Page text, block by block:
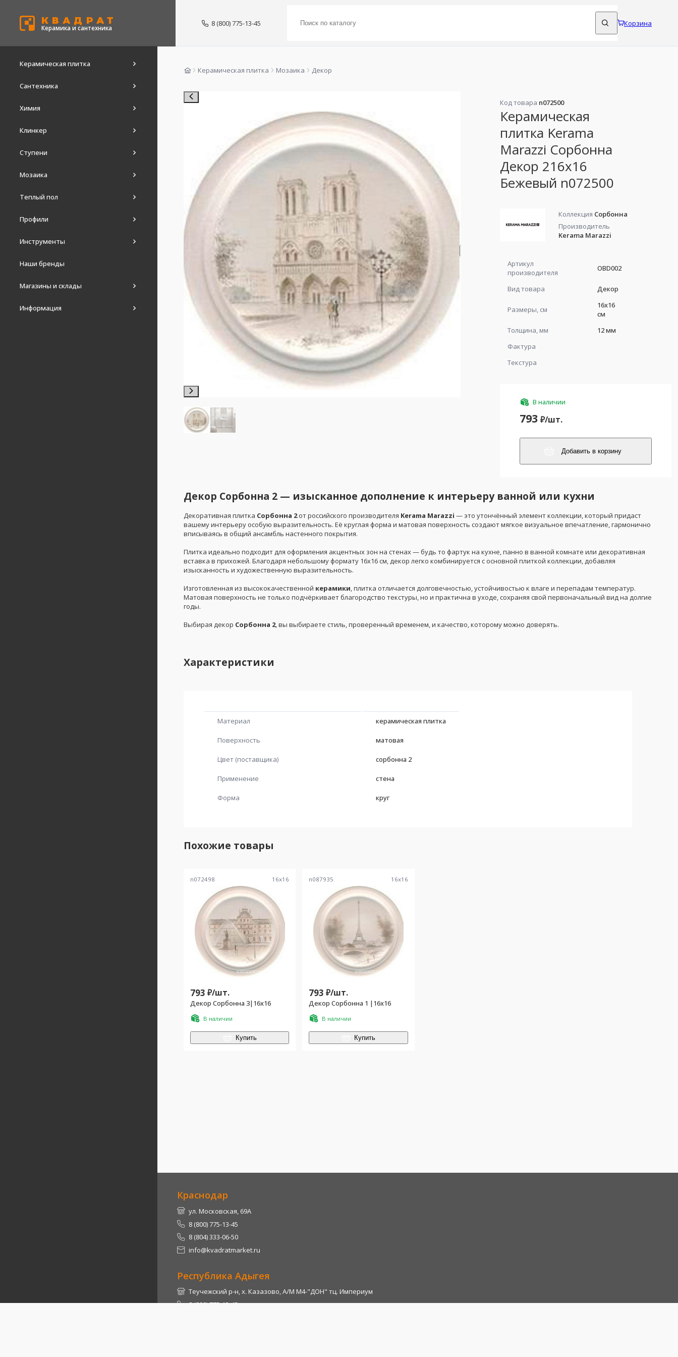
КВАДРАТ
Керамика и сантехника
8 (800) 775-13-45 Корзина
Керамическая плитка
Сантехника
Химия
Клинкер
Ступени
Мозаика
Теплый пол
Профили
Инструменты
Наши бренды
Магазины и склады
Информация
Керамическая плитка Мозаика Декор
Код товара n072500
Керамическая
плитка Kerama
Marazzi Сорбонна
Декор 216x16
Бежевый n072500
Коллекция Сорбонна
Производитель
Kerama Marazzi
Артикул
производителя
OBD002
Вид товара Декор
Размеры, см
16x16
см
Толщина, мм
12 мм
Фактура
Текстура
В наличии
793 ₽/шт.
Добавить в корзину
Декор Сорбонна 2 — изысканное дополнение к интерьеру ванной или кухни
Декоративная плитка Сорбонна 2от российского производителя Kerama Marazzi — это утончённый элемент коллекции, который придаст
вашему интерьеру особую выразительность. Её круглая форма и матовая поверхность создают мягкое визуальное впечатление, гармонично
вписываясь в общий ансамбль настенного покрытия.
Плитка идеально подходит для оформления акцентных зон на стенах — будь то фартук на кухне, панно в ванной комнате или декоративная
вставка в прихожей. Благодаря небольшому формату 16x16 см, декор легко комбинируется с основной плиткой коллекции, добавляя
изысканность и художественную выразительность.
Изготовленная из высококачественной керамики, плитка отличается долговечностью, устойчивостью к влаге и перепадам температур.
Матовая поверхность не только подчёркивает благородство текстуры, но и практична в уходе, сохраняя свой первоначальный вид на долгие
годы.
Выбирая декор Сорбонна 2, вы выбираете стиль, проверенный временем, и качество, которому можно доверять.
Характеристики
Материал керамическая плитка
Поверхность матовая
Цвет (поставщика) сорбонна 2
Применение стена
Форма круг
Похожие товары
n072498 16x16
793 ₽/шт.
Декор Сорбонна 3|16x16
В наличии
Купить
n087935 16x16
793 ₽/шт.
Декор Сорбонна 1 |16x16
В наличии
Купить
Краснодар
ул. Московская, 69А
8 (800) 775-13-45
8 (804) 333-06-50
info@kvadratmarket.ru
Республика Адыгея
Теучежский р-н, х. Казазово, А/М М4-"ДОН" тц. Империум
8 (800) 775-13-45